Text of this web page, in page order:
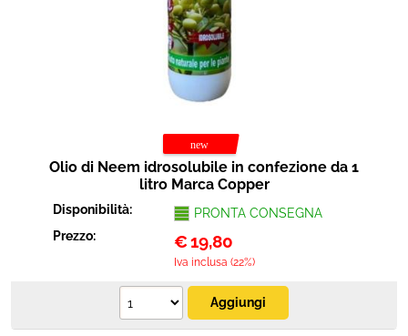
Olio di Neem idrosolubile in confezione da 1
litro Marca Copper
Disponibilità:
PRONTA CONSEGNA
Prezzo:
€19,80
Iva inclusa (22%)